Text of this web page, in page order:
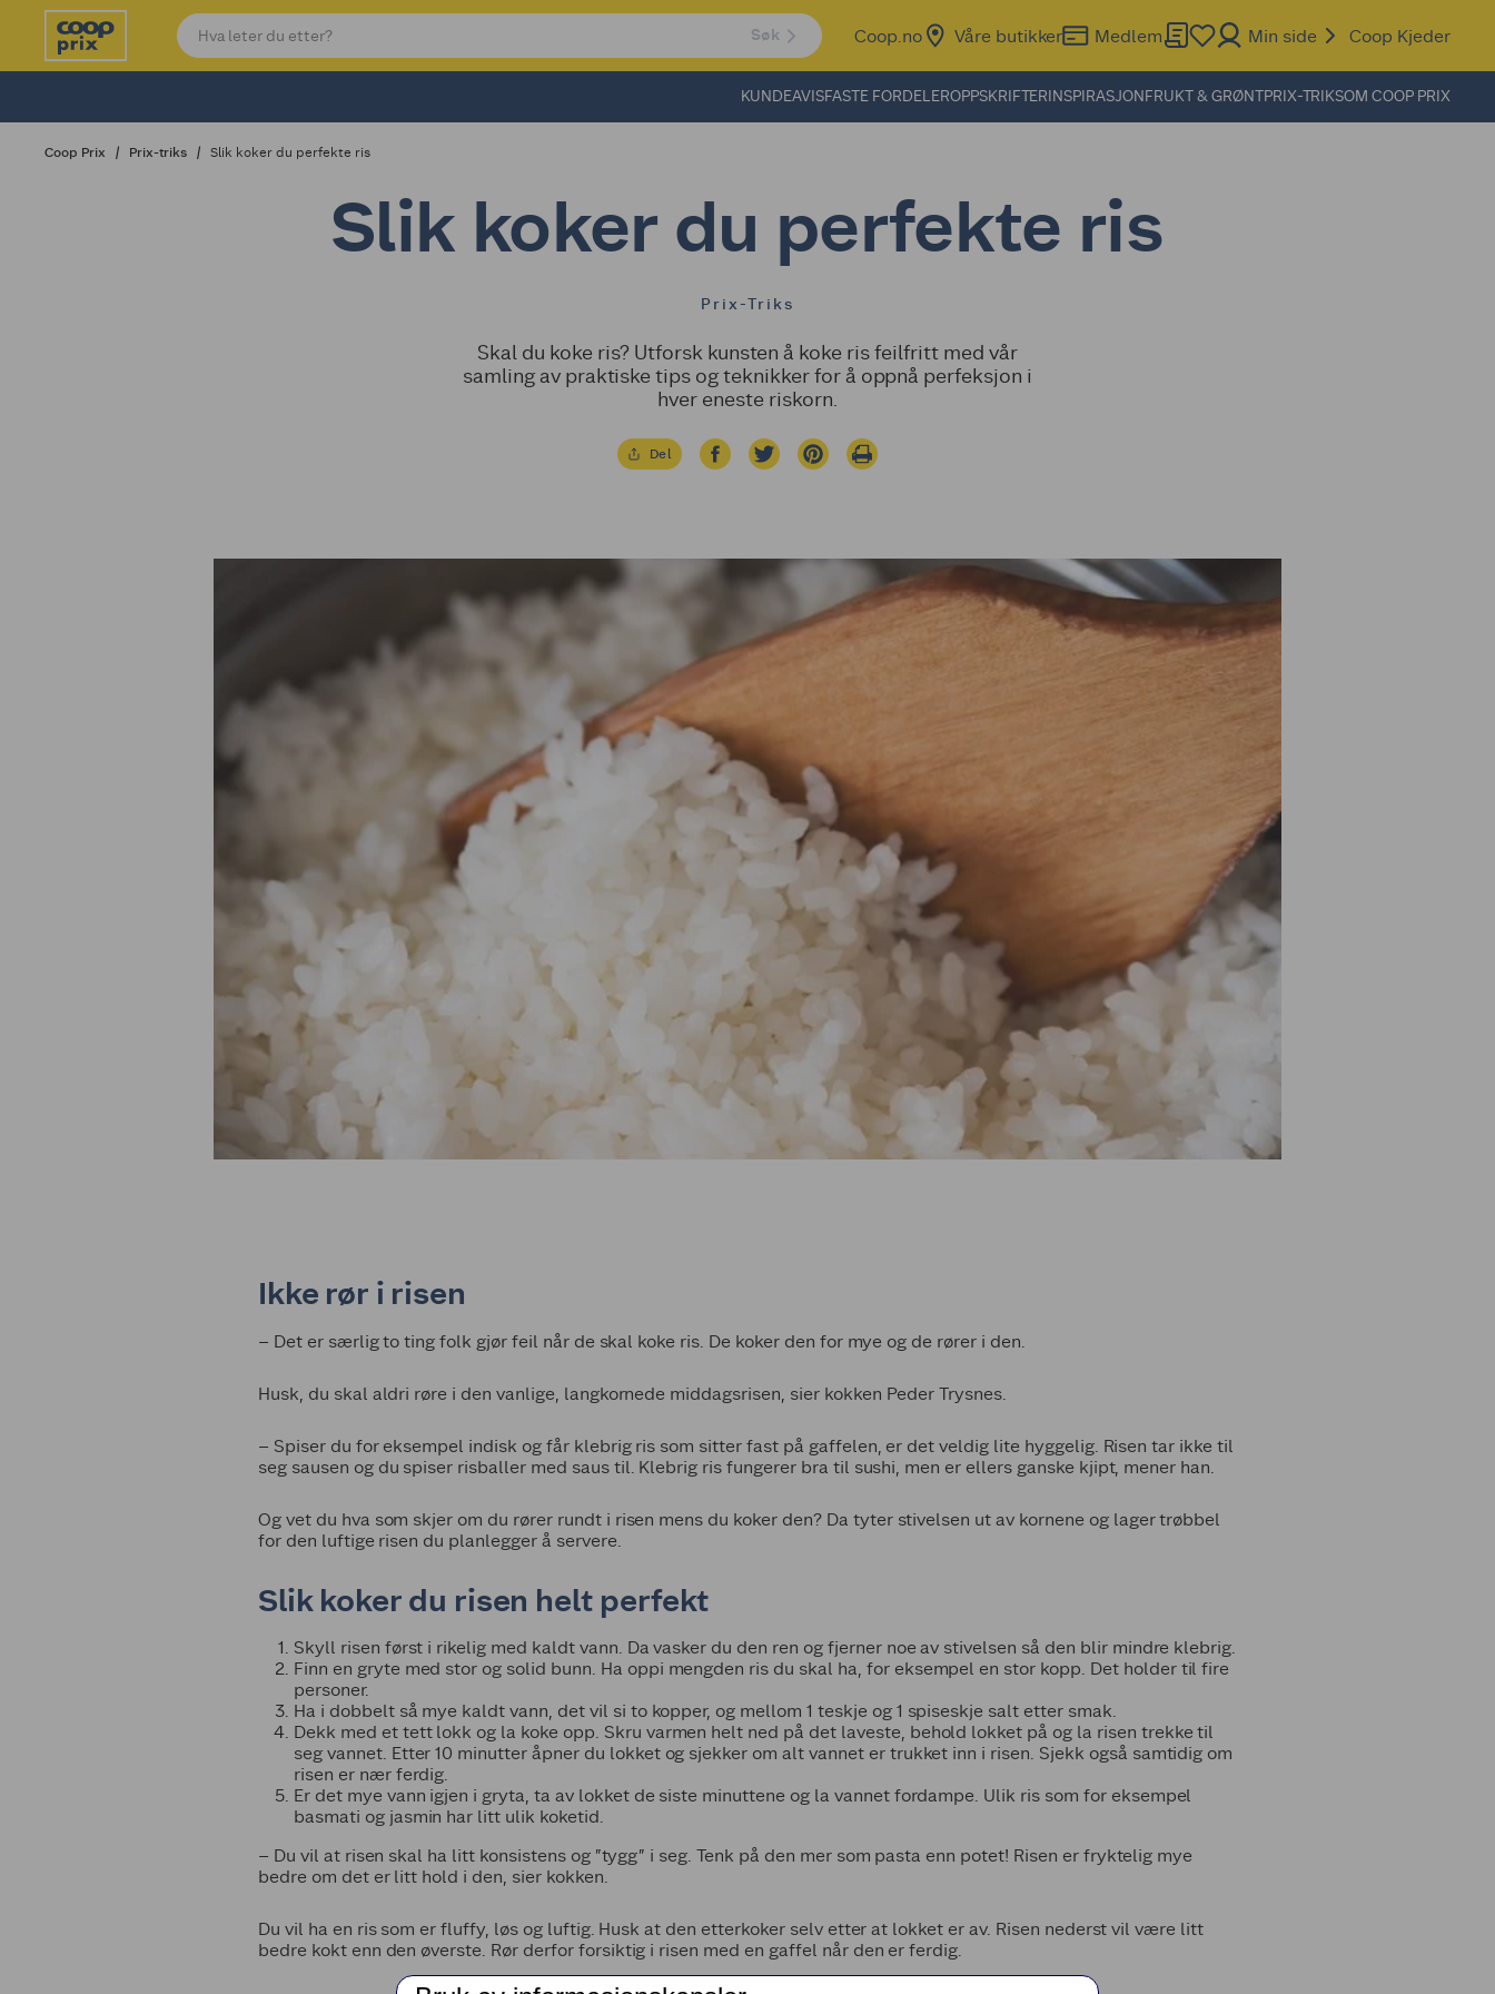
Søk Coop.no Våre butikker Medlem Min side Coop Kjeder
KUNDEAVISFASTE FORDELEROPPSKRIFTERINSPIRASJONFRUKT & GRØNTPRIX-TRIKSOM COOP PRIX
Coop Prix Prix-triks Slik koker du perfekte ris
Slik koker du perfekte ris
Prix-Triks
Skal du koke ris? Utforsk kunsten å koke ris feilfritt med vår
samling av praktiske tips og teknikker for å oppnå perfeksjon i
hver eneste riskorn.
Del
Ikke rør i risen
– Det er særlig to ting folk gjør feil når de skal koke ris. De koker den for mye og de rører i den.
Husk, du skal aldri røre i den vanlige, langkornede middagsrisen, sier kokken Peder Trysnes.
– Spiser du for eksempel indisk og får klebrig ris som sitter fast på gaffelen, er det veldig lite hyggelig. Risen tar ikke til
seg sausen og du spiser risballer med saus til. Klebrig ris fungerer bra til sushi, men er ellers ganske kjipt, mener han.
Og vet du hva som skjer om du rører rundt i risen mens du koker den? Da tyter stivelsen ut av kornene og lager trøbbel
for den luftige risen du planlegger å servere.
Slik koker du risen helt perfekt
Skyll risen først i rikelig med kaldt vann. Da vasker du den ren og fjerner noe av stivelsen så den blir mindre klebrig.
Finn en gryte med stor og solid bunn. Ha oppi mengden ris du skal ha, for eksempel en stor kopp. Det holder til fire
personer.
Ha i dobbelt så mye kaldt vann, det vil si to kopper, og mellom 1 teskje og 1 spiseskje salt etter smak.
Dekk med et tett lokk og la koke opp. Skru varmen helt ned på det laveste, behold lokket på og la risen trekke til
seg vannet. Etter 10 minutter åpner du lokket og sjekker om alt vannet er trukket inn i risen. Sjekk også samtidig om
risen er nær ferdig.
Er det mye vann igjen i gryta, ta av lokket de siste minuttene og la vannet fordampe. Ulik ris som for eksempel
basmati og jasmin har litt ulik koketid.
– Du vil at risen skal ha litt konsistens og ”tygg” i seg. Tenk på den mer som pasta enn potet! Risen er fryktelig mye
bedre om det er litt hold i den, sier kokken.
Du vil ha en ris som er fluffy, løs og luftig. Husk at den etterkoker selv etter at lokket er av. Risen nederst vil være litt
bedre kokt enn den øverste. Rør derfor forsiktig i risen med en gaffel når den er ferdig.